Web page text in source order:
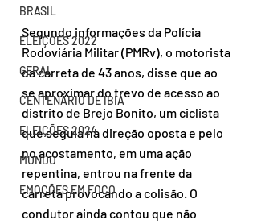
BRASIL
ELEIÇÕES 2022
GERAL
CENTENÁRIO DE IBIÁ
ELEIÇÕES 2024
MUNDO
EMOÇÕES EM FOCO
Segundo informações da Polícia
Rodoviária Militar (PMRv), o motorista
da carreta de 43 anos, disse que ao
se aproximar do trevo de acesso ao
distrito de Brejo Bonito, um ciclista
que seguia na direção oposta e pelo
no acostamento, em uma ação
repentina, entrou na frente da
carreta provocando a colisão. O
condutor ainda contou que não